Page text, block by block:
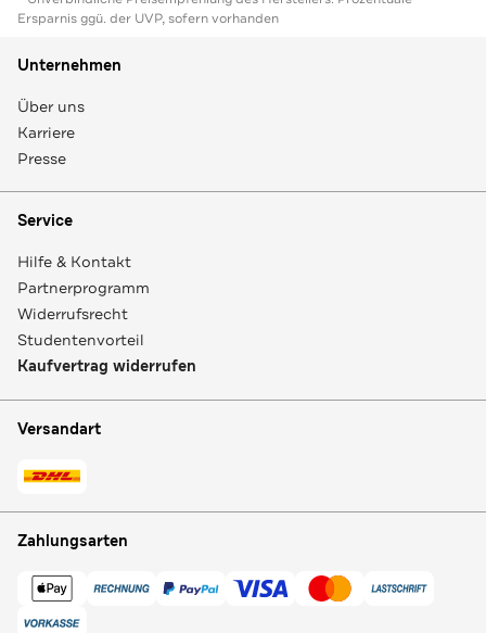
Ersparnis ggü. der UVP, sofern vorhanden
Unternehmen
Über uns
Karriere
Presse
Service
Hilfe & Kontakt
Partnerprogramm
Widerrufsrecht
Studentenvorteil
Kaufvertrag widerrufen
Versandart
Zahlungsarten